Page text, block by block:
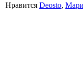
Нравится Deosto,